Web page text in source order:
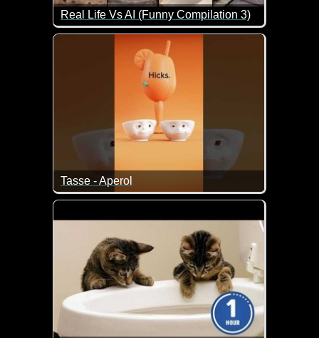
Real Life Vs AI (Funny Compilation 3)
So unterschiedlich sehen Aktionen im wirklich
Tasse - Aperol
Das ist doch mal eine tolle Rechtfertigung für